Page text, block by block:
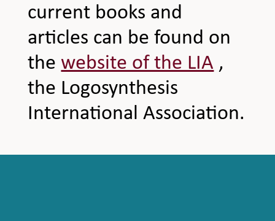
current books and
articles can be found on
the website of the LIA ,
the Logosynthesis
International Association.